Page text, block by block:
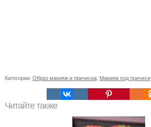
Категории: Образ макияж и прическа Макияж под
Читайте также